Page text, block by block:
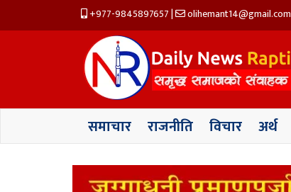
+977-9845897657| olihemant14@gmail.com
समाचार राजनीति विचार अर्थ